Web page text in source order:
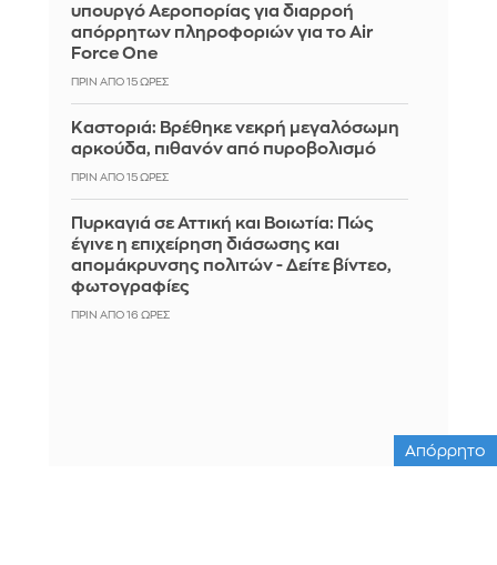
υπουργό Αεροπορίας για διαρροή
απόρρητων πληροφοριών για το Air
Force One
ΠΡΙΝ ΑΠΌ 15 ΏΡΕΣ
Καστοριά: Βρέθηκε νεκρή μεγαλόσωμη
αρκούδα, πιθανόν από πυροβολισμό
ΠΡΙΝ ΑΠΌ 15 ΏΡΕΣ
Πυρκαγιά σε Αττική και Βοιωτία: Πώς
έγινε η επιχείρηση διάσωσης και
απομάκρυνσης πολιτών - Δείτε βίντεο,
φωτογραφίες
ΠΡΙΝ ΑΠΌ 16 ΏΡΕΣ
Απόρρητο